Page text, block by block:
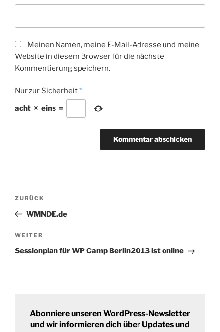
Meinen Namen, meine E-Mail-Adresse und meine
Website in diesem Browser für die nächste
Kommentierung speichern.
Nur zur Sicherheit*
acht × eins =
Beitrags-
Vorheriger
Beitrag
ZURÜCK
WMNDE.de
Nächster
Beitrag
WEITER
Sessionplan für WP Camp Berlin2013 ist online
Abonniere unseren WordPress-Newsletter
und wir informieren dich über Updates und